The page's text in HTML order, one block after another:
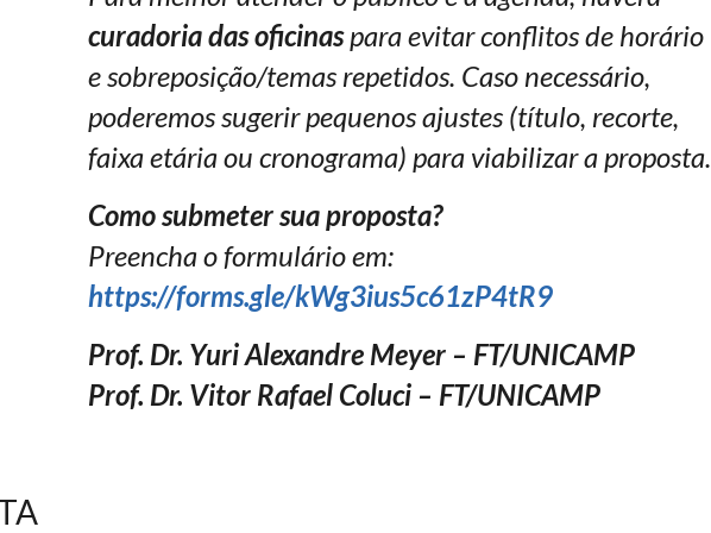
curadoria das oficinaspara evitar conflitos de horário
e sobreposição/temas repetidos. Caso necessário,
poderemos sugerir pequenos ajustes (título, recorte,
faixa etária ou cronograma) para viabilizar a proposta.
Como submeter sua proposta?
Preencha o formulário em:
https://forms.gle/kWg3ius5c61zP4tR9
Prof. Dr. Yuri Alexandre Meyer – FT/UNICAMP
Prof. Dr. Vitor Rafael Coluci – FT/UNICAMP